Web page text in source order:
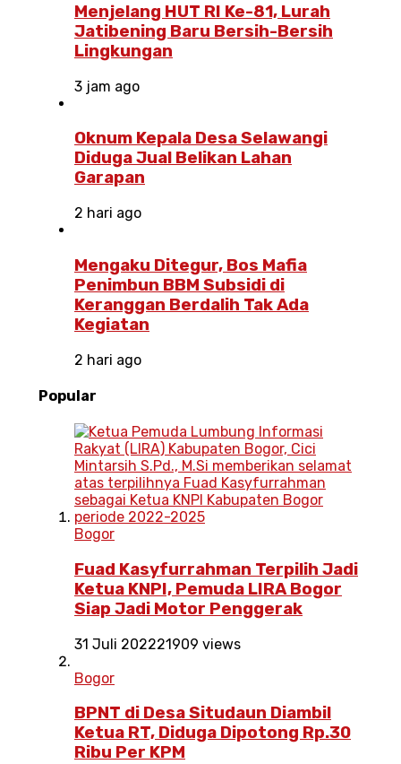
Menjelang HUT RI Ke-81, Lurah
Jatibening Baru Bersih-Bersih
Lingkungan
3 jam ago
Oknum Kepala Desa Selawangi
Diduga Jual Belikan Lahan
Garapan
2 hari ago
Mengaku Ditegur, Bos Mafia
Penimbun BBM Subsidi di
Keranggan Berdalih Tak Ada
Kegiatan
2 hari ago
Popular
Bogor
Fuad Kasyfurrahman Terpilih Jadi
Ketua KNPI, Pemuda LIRA Bogor
Siap Jadi Motor Penggerak
31 Juli 202221909 views
Bogor
BPNT di Desa Situdaun Diambil
Ketua RT, Diduga Dipotong Rp.30
Ribu Per KPM